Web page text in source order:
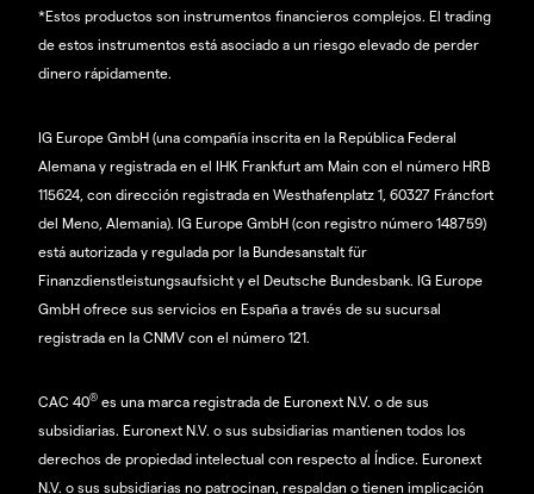
*Estos productos son instrumentos financieros complejos. El trading
de estos instrumentos está asociado a un riesgo elevado de perder
dinero rápidamente.
IG Europe GmbH (una compañía inscrita en la República Federal
Alemana y registrada en el IHK Frankfurt am Main con el número HRB
115624, con dirección registrada en Westhafenplatz 1, 60327 Fráncfort
del Meno, Alemania). IG Europe GmbH (con registro número 148759)
está autorizada y regulada por la Bundesanstalt für
Finanzdienstleistungsaufsicht y el Deutsche Bundesbank. IG Europe
GmbH ofrece sus servicios en España a través de su sucursal
registrada en la CNMV con el número 121.
CAC 40® es una marca registrada de Euronext N.V. o de sus
subsidiarias. Euronext N.V. o sus subsidiarias mantienen todos los
derechos de propiedad intelectual con respecto al Índice. Euronext
N.V. o sus subsidiarias no patrocinan, respaldan o tienen implicación